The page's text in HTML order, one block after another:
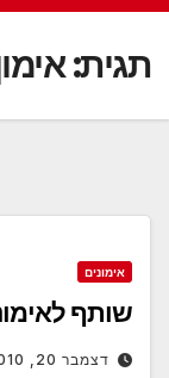
תגית:
אימונים
שותף
דצמבר 20, 2010